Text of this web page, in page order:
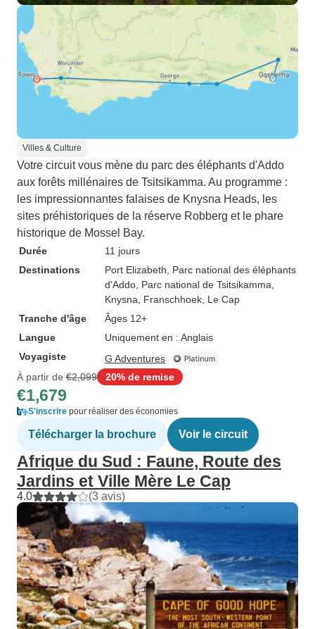
Villes & Culture
Votre circuit vous mène du parc des éléphants d'Addo
aux forêts millénaires de Tsitsikamma. Au programme :
les impressionnantes falaises de Knysna Heads, les
sites préhistoriques de la réserve Robberg et le phare
historique de Mossel Bay.
Durée
11 jours
Destinations
Port Elizabeth , Parc national des éléphants
d'Addo , Parc national de Tsitsikamma
Knysna , Franschhoek , Le Cap
Tranche d'âge
Âges 12+
Langue
Uniquement en : Anglais
Voyagiste
G Adventures
À partir de €2,099 20% de remise
€1,679
S'inscrire pour réaliser des économies
Télécharger la brochure Voir le circuit
Afrique du Sud : Faune, Route des
Jardins et Ville Mère Le Cap
4.0 (3 avis)